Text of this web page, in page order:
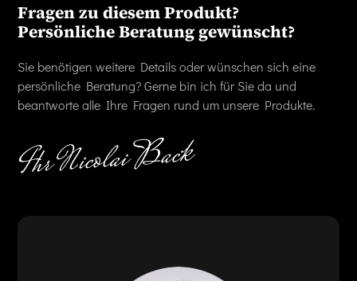
Fragen zu diesem Produkt?
Persönliche Beratung gewünscht?
Sie benötigen weitere Details oder wünschen sich eine
persönliche Beratung? Gerne bin ich für Sie da und
beantworte alle Ihre Fragen rund um unsere Produkte.